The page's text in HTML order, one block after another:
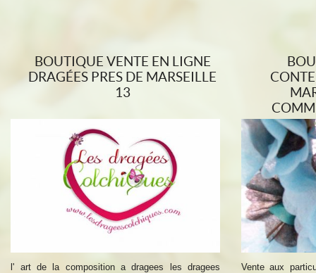
BOUTIQUE VENTE EN LIGNE
DRAGÉES PRES DE MARSEILLE
13
l' art de la composition a dragees les dragees
Vente aux